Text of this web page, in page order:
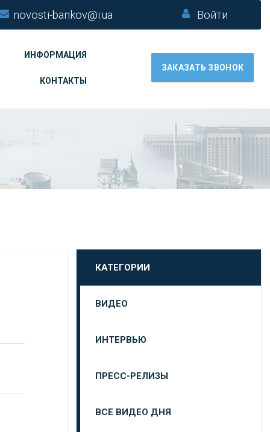
novosti-bankov@i.ua Войти
ИНФОРМАЦИЯ
КОНТАКТЫ
ЗАКАЗАТЬ ЗВОНОК
КАТЕГОРИИ
ВИДЕО
ИНТЕРВЬЮ
ПРЕСС-РЕЛИЗЫ
ВСЕ ВИДЕО ДНЯ